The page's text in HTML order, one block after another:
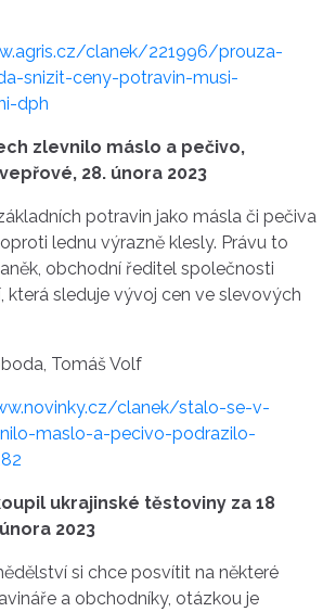
clanek/221996/prouza-
snizit-ceny-potravin-musi-
dph
zlevnilo máslo a pečivo,
28. února 2023
potravin jako másla či pečiva
lednu výrazně klesly. Právu to
obchodní ředitel společnosti
která sleduje vývoj cen ve slevových
Tomáš Volf
clanek/stalo-se-v-
maslo-a-pecivo-podrazilo-
ukrajinské těstoviny za 18
2023
si chce posvítit na některé
a obchodníky, otázkou je